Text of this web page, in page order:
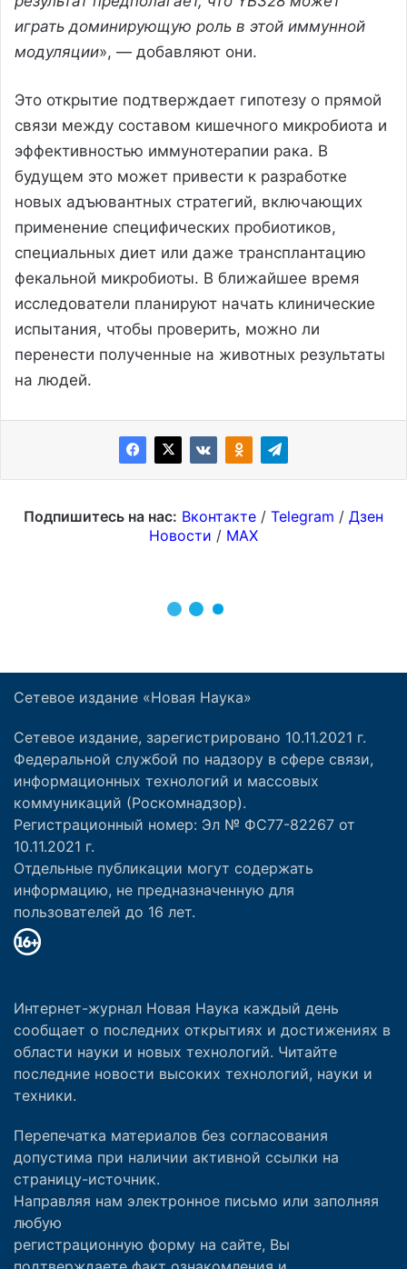
Сетевое издание «Новая Наука»
Сетевое издание, зарегистрировано 10.11.2021 г.
Федеральной службой по надзору в сфере связи,
информационных технологий и массовых
коммуникаций (Роскомнадзор).
Регистрационный номер: Эл № ФС77-82267 от
10.11.2021 г.
Отдельные публикации могут содержать
информацию, не предназначенную для
пользователей до 16 лет.
Интернет-журнал Новая Наука каждый день
сообщает о последних открытиях и достижениях в
области науки и новых технологий. Читайте
последние новости высоких технологий, науки и
техники.
Перепечатка материалов без согласования
допустима при наличии активной ссылки на
страницу-источник.
Направляя нам электронное письмо или заполняя
любую
регистрационную форму на сайте, Вы